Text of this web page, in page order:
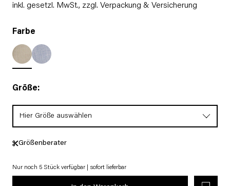
inkl. gesetzl. MwSt., zzgl. Verpackung & Versicherung
Farbe
Größe:
Hier Größe auswählen
Größenberater
Nur noch 5 Stück verfügbar | sofort lieferbar